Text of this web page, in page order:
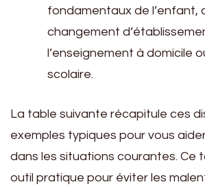
fondamentaux de l’enfant,
changement
l’enseignement à domicile
scolaire.
La table suivante récapitule ces
exemples typiques pour vous
dans les situations courantes. Ce
outil pratique pour éviter les